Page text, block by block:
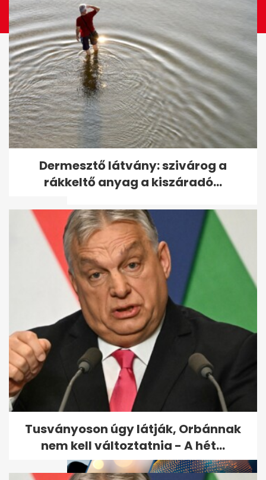
Ezért ajándékozzák el a
nagyszülők a holmijaikat: nem
a...
Kiderült, miben halt meg a
Strabag 44 éves
vezérigazgatója - A...
Dermesztő látvány: szivárog a
rákkeltő anyag a kiszáradó...
Tusványoson úgy látják, Orbánnak
nem kell változtatnia - A hét...